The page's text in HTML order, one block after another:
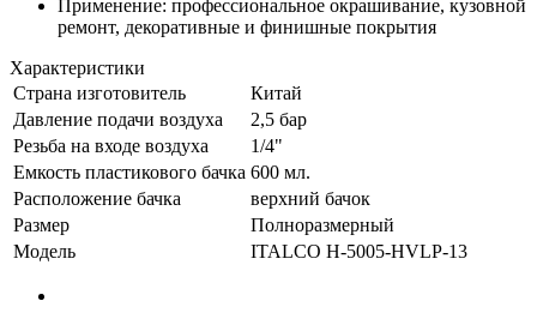
Применение: профессиональное окрашивание, кузовной
ремонт, декоративные и финишные покрытия
Характеристики
Страна изготовитель
Китай
Давление подачи воздуха
2,5 бар
Резьба на входе воздуха
1/4"
Емкость пластикового бачка 600 мл.
Расположение бачка
верхний бачок
Размер
Полноразмерный
Модель
ITALCO H-5005-HVLP-13